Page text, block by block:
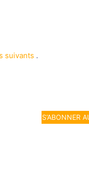
suivants .
S’ABONNER